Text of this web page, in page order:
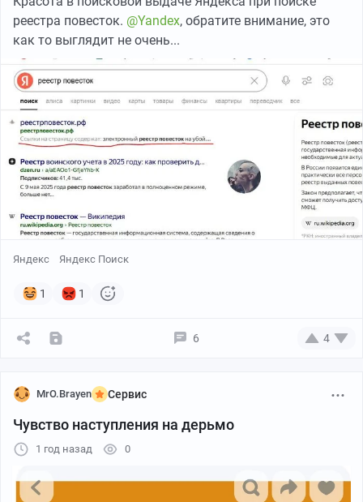
реестра повесток. @Yandex, обратите внимание, это
как то выглядит не очень...
Яндекс Яндекс Поиск
1 1
6 4
MrO.Brayen Сервис
Чувство наступления на дерьмо
1 год назад 0